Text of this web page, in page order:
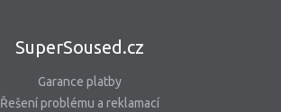
SuperSoused.cz
Garance platby
Řešení problému a reklamací